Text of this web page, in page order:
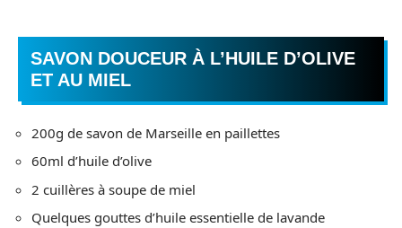
SAVON DOUCEUR À L’HUILE D’OLIVE
ET AU MIEL
200g de savon de Marseille en paillettes
60ml d’huile d’olive
2 cuillères à soupe de miel
Quelques gouttes d’huile essentielle de lavande